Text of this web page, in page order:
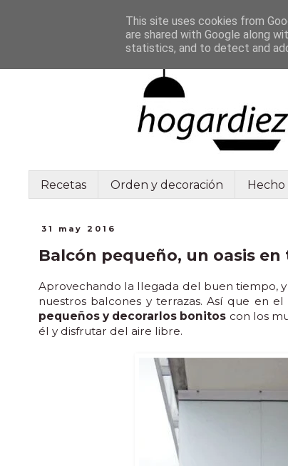
Recetas Orden y decoración Hecho
31 may 2016
Balcón pequeño, un oasis
Aprovechando la llegada del buen tiempo,
nuestros balcones y terrazas. Así que en
pequeños y decorarlos bonitos con los
él y disfrutar del aire libre.
This site uses cookies from
are shared with Google along
statistics, and to detect and